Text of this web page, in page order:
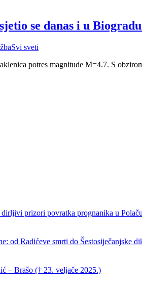
se danas i u
Svi sveti
potres magnitude M=4.7. S
prizori povratka prognanika u
od Radićeve smrti do Šestosiječanjske
– Brašo († 23. veljače 2025.)